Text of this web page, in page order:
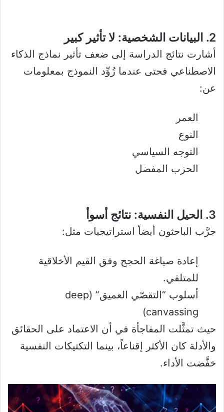
2. البيانات الشخصية: لا تأثير كبير
أشارت نتائج الدراسة إلى ضعف تأثير نماذج الذكاء
الاصطناعي فحتى عندما زُوِّد النموذج بمعلومات
عن:
العمر
النوع
التوجه السياسي
الحزب المفضل
3. الحيل النفسية: نتائج أسوأ
جرَّب الباحثون أيضاً استراتيجيات مثل:
إعادة صياغة الحجج وفق القيم الأخلاقية
للمتلقي.
أسلوب “التقصّي العميق” (deep
canvassing)
حيث تمثَّلت المفاجأة في أن الاعتماد على الحقائق
والأدلة كان الأكثر إقناعاً، بينما التكتيكات النفسية
خفَّضت الأداء.